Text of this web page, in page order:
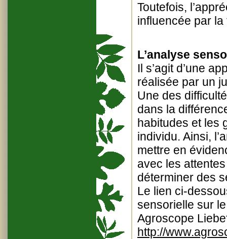
Toutefois,
influencée par
L’analyse
Il s’agit d’une
réalisée par un
Une des
dans la
habitudes et les
individu. Ainsi,
mettre en
avec les
déterminer des
Le lien ci-
sensorielle sur
Agroscope
http://